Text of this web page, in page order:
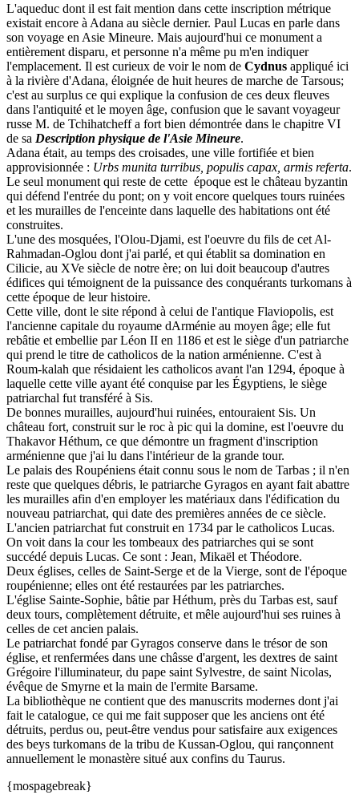
L'aqueduc dont il est fait mention dans cette inscription métrique
existait encore à Adana au siècle dernier. Paul Lucas en parle dans
son voyage en Asie Mineure. Mais aujourd'hui ce monument a
entièrement disparu, et personne n'a même pu m'en indiquer
l'emplacement. Il est curieux de voir le nom de Cydnus appliqué ici
à la rivière d'Adana, éloignée de huit heures de marche de Tarsous;
c'est au surplus ce qui explique la confusion de ces deux fleuves
dans l'antiquité et le moyen âge, confusion que le savant voyageur
russe M. de Tchihatcheff a fort bien démontrée dans le chapitre VI
de sa Description physique de l'Asie Mineure.
Adana était, au temps des croisades, une ville fortifiée et bien
approvisionnée : Urbs munita turribus, populis capax, armis referta.
Le seul monument qui reste de cette époque est le château byzantin
qui défend l'entrée du pont; on y voit encore quelques tours ruinées
et les murailles de l'enceinte dans laquelle des habitations ont été
construites.
L'une des mosquées, l'Olou-Djami, est l'oeuvre du fils de cet Al-
Rahmadan-Oglou dont j'ai parlé, et qui établit sa domination en
Cilicie, au XVe siècle de notre ère; on lui doit beaucoup d'autres
édifices qui témoignent de la puissance des conquérants turkomans à
cette époque de leur histoire.
Cette ville, dont le site répond à celui de l'antique Flaviopolis, est
l'ancienne capitale du royaume dArménie au moyen âge; elle fut
rebâtie et embellie par Léon II en 1186 et est le siège d'un patriarche
qui prend le titre de catholicos de la nation arménienne. C'est à
Roum-kalah que résidaient les catholicos avant l'an 1294, époque à
laquelle cette ville ayant été conquise par les Égyptiens, le siège
patriarchal fut transféré à Sis.
De bonnes murailles, aujourd'hui ruinées, entouraient Sis. Un
château fort, construit sur le roc à pic qui la domine, est l'oeuvre du
Thakavor Héthum, ce que démontre un fragment d'inscription
arménienne que j'ai lu dans l'intérieur de la grande tour.
Le palais des Roupéniens était connu sous le nom de Tarbas ; il n'en
reste que quelques débris, le patriarche Gyragos en ayant fait abattre
les murailles afin d'en employer les matériaux dans l'édification du
nouveau patriarchat, qui date des premières années de ce siècle.
L'ancien patriarchat fut construit en 1734 par le catholicos Lucas.
On voit dans la cour les tombeaux des patriarches qui se sont
succédé depuis Lucas. Ce sont : Jean, Mikaël et Théodore.
Deux églises, celles de Saint-Serge et de la Vierge, sont de l'époque
roupénienne; elles ont été restaurées par les patriarches.
L'église Sainte-Sophie, bâtie par Héthum, près du Tarbas est, sauf
deux tours, complètement détruite, et mêle aujourd'hui ses ruines à
celles de cet ancien palais.
Le patriarchat fondé par Gyragos conserve dans le trésor de son
église, et renfermées dans une châsse d'argent, les dextres de saint
Grégoire l'illuminateur, du pape saint Sylvestre, de saint Nicolas,
évêque de Smyrne et la main de l'ermite Barsame.
La bibliothèque ne contient que des manuscrits modernes dont j'ai
fait le catalogue, ce qui me fait supposer que les anciens ont été
détruits, perdus ou, peut-être vendus pour satisfaire aux exigences
des beys turkomans de la tribu de Kussan-Oglou, qui rançonnent
annuellement le monastère situé aux confins du Taurus.
{mospagebreak}